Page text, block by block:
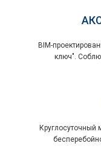
BIM-
ключ".
Круглосуточный